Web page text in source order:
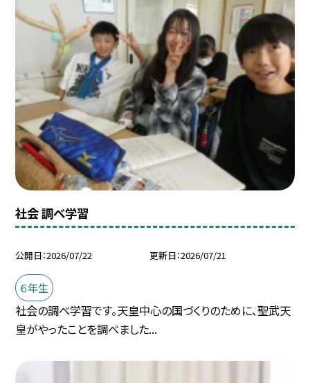
社会 調べ学習
公開日 2026/07/22 更新日 2026/07/21
６年生
社会の調べ学習です。天皇中心の国づくりのために、聖武天
皇がやったことを調べました...